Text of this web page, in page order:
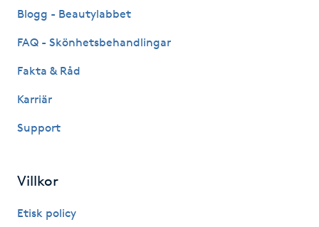
Kiropraktik
Klangmassage
Klippning & Slingor
Koppningsmassage
Blogg - Beautylabbet
FAQ - Skönhetsbehandlingar
Fakta & Råd
Karriär
Support
Villkor
Etisk policy